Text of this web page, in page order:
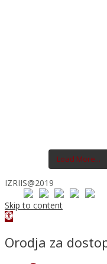
Load More...
IZRIIS@2019
Skip to content
Open
Orodja za